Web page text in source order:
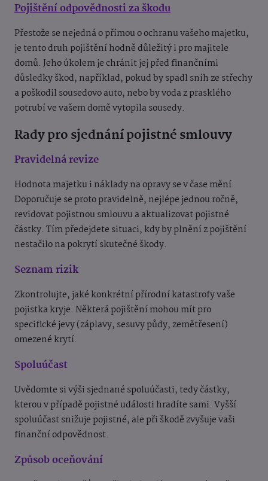
Pojištění odpovědnosti za škodu
Přestože se nejedná o přímou o ochranu vašeho majetku,
je tento druh pojištění hodně důležitý i pro majitele
domů. Jeho úkolem je chránit jej před finančními
důsledky škod, například, pokud by spadl sníh ze střechy
a poškodil sousedovo auto, nebo by voda z prasklého
potrubí ve vašem domě vytopila sousedy.
Rady pro sjednání pojistné smlouvy
Pravidelná revize
Hodnota majetku i náklady na opravy se v čase mění.
Doporučuje se proto pravidelně, nejlépe jednou ročně,
revidovat pojistnou smlouvu a aktualizovat pojistné
částky. Tím předejdete situaci, kdy by plnění z pojištění
nestačilo na pokrytí skutečné škody.
Seznam rizik
Zkontrolujte, jaké konkrétní přírodní katastrofy vaše
pojistka kryje. Některá pojištění mohou mít pro
specifické jevy (záplavy, sesuvy půdy, zemětřesení)
omezené krytí.
Spoluúčast
Uvědomte si výši sjednané spoluúčasti, tedy částky,
kterou v případě pojistné události hradíte sami. Vyšší
spoluúčast snižuje pojistné, ale při škodě zvyšuje vaši
finanční odpovědnost.
Způsob oceňování